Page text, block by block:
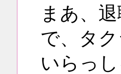
まあ、
で、タ
いらっ